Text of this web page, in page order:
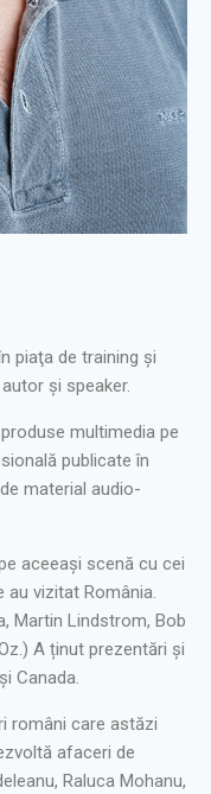
piaţa de training şi
şi speaker.
multimedia pe
publicate în
material audio-
aceeași scenă cu cei
au vizitat România.
Martin Lindstrom, Bob
A ținut prezentări şi
Canada.
români care astăzi
afaceri de
Raluca Mohanu,